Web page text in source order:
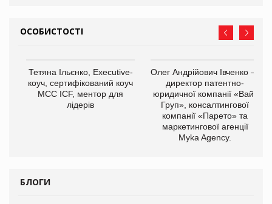
ОСОБИСТОСТІ
Тетяна Ільєнко, Executive-
коуч, сертифікований коуч
МСС ICF, ментор для
лідерів
Олег Андрійович Івченко —
директор патентно-
юридичної компанії «Вайз
Груп», консалтингової
компанії «Парето» та
маркетингової агенції
Myka Agency.
БЛОГИ